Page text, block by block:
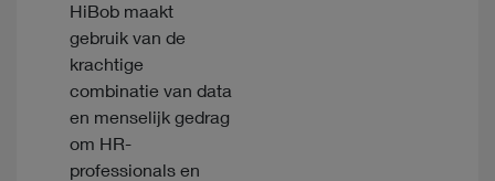
HiBob maakt
gebruik van de
krachtige
combinatie van data
en menselijk gedrag
om HR-
professionals en